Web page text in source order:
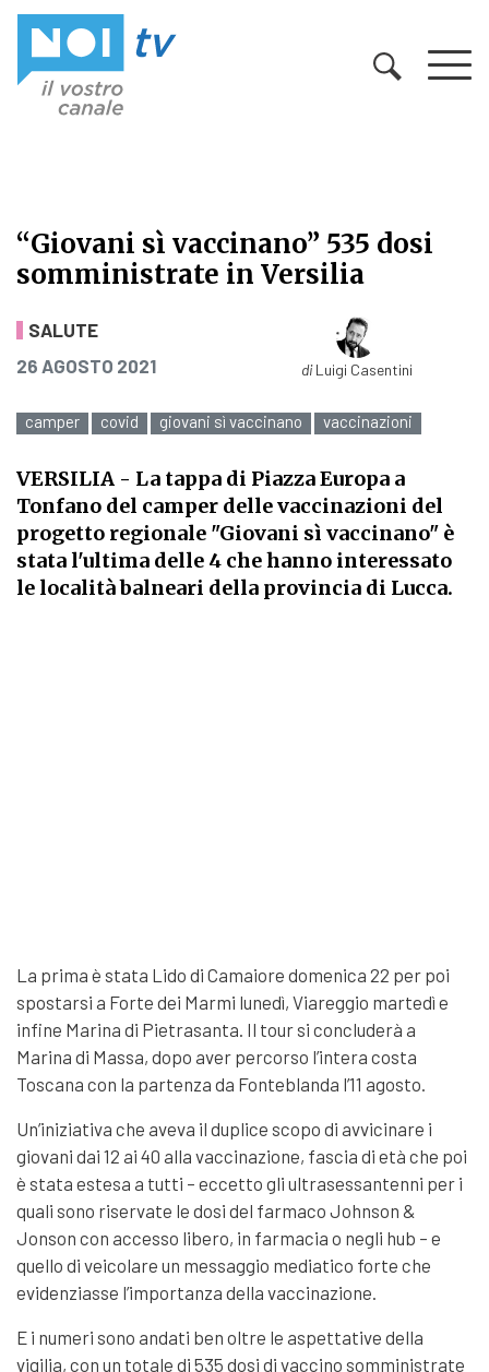
“Giovani sì vaccinano” 535 dosi
somministrate in Versilia
“Giovani sì vaccinano” 535 dosi
SALUTE
PUBBLICATO IL
26 AGOSTO 2021 diLuigi Casentini
camper covid giovani sì vaccinano vaccinazioni
VERSILIA - La tappa di Piazza Europa a
Tonfano del camper delle vaccinazioni del
progetto regionale "Giovani sì vaccinano" è
stata l'ultima delle 4 che hanno interessato
le località balneari della provincia di Lucca.
La prima è stata Lido di Camaiore domenica 22 per poi
spostarsi a Forte dei Marmi lunedì, Viareggio martedì e
infine Marina di Pietrasanta. Il tour si concluderà a
Marina di Massa, dopo aver percorso l’intera costa
Toscana con la partenza da Fonteblanda l’11 agosto.
Un’iniziativa che aveva il duplice scopo di avvicinare i
giovani dai 12 ai 40 alla vaccinazione, fascia di età che poi
è stata estesa a tutti – eccetto gli ultrasessantenni per i
quali sono riservate le dosi del farmaco Johnson &
Jonson con accesso libero, in farmacia o negli hub – e
quello di veicolare un messaggio mediatico forte che
evidenziasse l’importanza della vaccinazione.
E i numeri sono andati ben oltre le aspettative della
vigilia, con un totale di 535 dosi di vaccino somministrate